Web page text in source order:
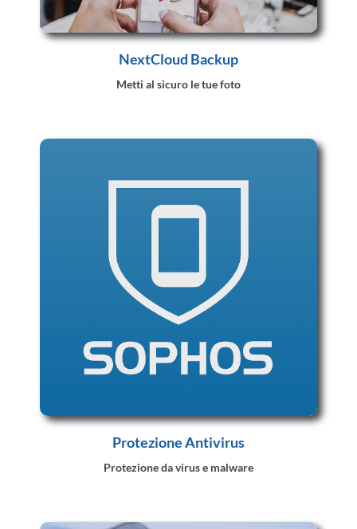
NextCloud Backup
Metti al sicuro le tue foto
Protezione Antivirus
Protezione da virus e malware